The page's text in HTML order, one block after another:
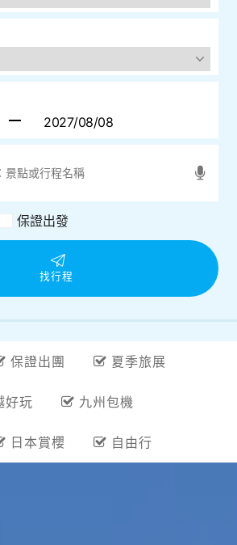
保證出發
找行程
保證出團 夏季旅展
好玩 九州包機
日本賞櫻 自由行